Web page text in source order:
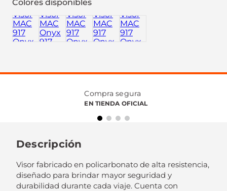
Colores disponibles
Compra segura
EN TIENDA OFICIAL
Descripción
Visor fabricado en policarbonato de alta resistencia,
diseñado para brindar mayor seguridad y
durabilidad durante cada viaje. Cuenta con